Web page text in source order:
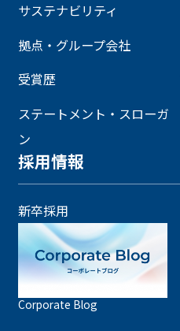
サステナビリティ
拠点・グループ会社
受賞歴
ステートメント・スローガ
ン
採用情報
新卒採用
Corporate Blog